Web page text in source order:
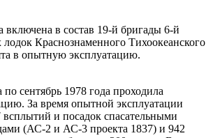
включена в состав 19-й бригады 6-й
Краснознаменного Тихоокеанского
в опытную эксплуатацию.
по сентябрь 1978 года проходила
За время опытной эксплуатации
и посадок спасательными
(АС-2 и АС-3 проекта 1837) и 942